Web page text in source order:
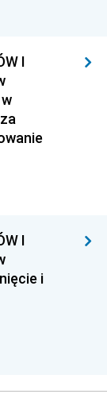
I
I
i